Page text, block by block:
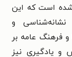
شده است که این
نشانه‌شناسی و
و فرهنگ عامه بر
و یادگیری نیز